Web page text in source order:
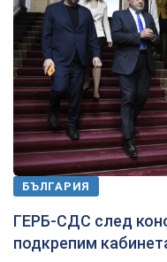
БЪЛГАРИЯ
ГЕРБ-СДС след
подкрепим